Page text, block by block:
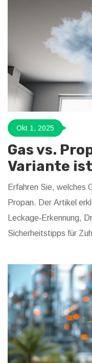
Okt 1, 2025
Gas vs.
Variante
Erfahren Sie, welches
Propan. Der Artikel
Leckage‑Erkennung,
Sicherheitstipps für